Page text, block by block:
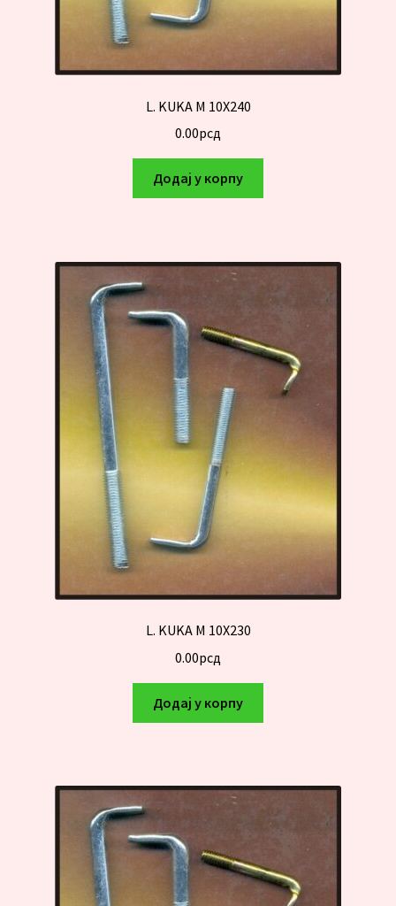
L. KUKA M 10X240
0.00рсд
Додај у корпу
L. KUKA M 10X230
0.00рсд
Додај у корпу